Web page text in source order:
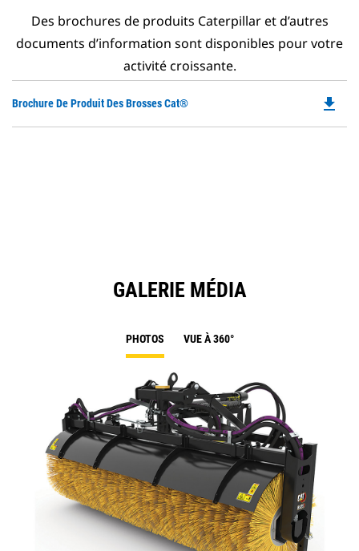
Des brochures de produits Caterpillar et d’autres
documents d’information sont disponibles pour votre
activité croissante.
Brochure De Produit Des Brosses Cat® file_download
GALERIE MÉDIA
PHOTOS VUE À 360°